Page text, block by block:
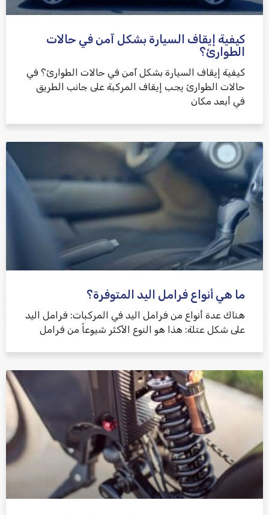
كيفية إيقاف السيارة بشكل آمن في حالات
الطوارئ؟
كيفية إيقاف السيارة بشكل آمن في حالات الطوارئ؟ في
حالات الطوارئ يجب إيقاف المركبة على جانب الطريق
في أبعد مكان
ما هي أنواع فرامل اليد المتوفرة؟
هناك عدة أنواع من فرامل اليد في المركبات: فرامل اليد
على شكل عتلة: هذا هو النوع الأكثر شيوعاً من فرامل